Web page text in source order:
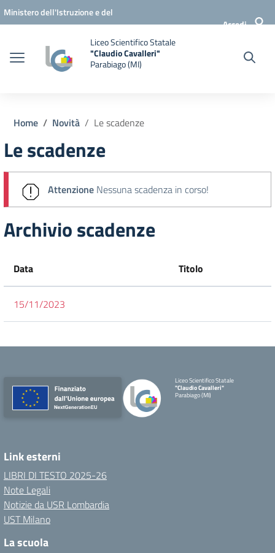
Vai ai contenuti
Vai al menu di navigazione
Vai al footer
Ministero dell'Istruzione e del
Accedi
Liceo Scientifico Statale
"Claudio Cavalleri"
Parabiago (MI)
Home Novità Le scadenze
Le scadenze
Attenzione Nessuna scadenza in corso!
Archivio scadenze
Data Titolo
15/11/2023
Liceo Scientifico Statale
"Claudio Cavalleri"
Parabiago (MI)
Link esterni
LIBRI DI TESTO 2025-26
Note Legali
Notizie da USR Lombardia
UST Milano
La scuola